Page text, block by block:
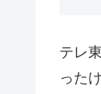
テレ
った